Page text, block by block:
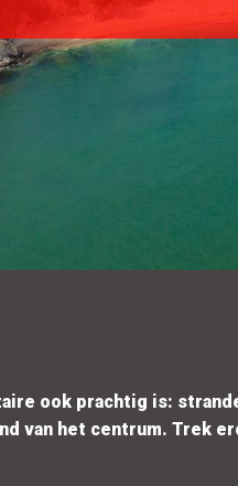
ook prachtig is:
van het centrum. Trek